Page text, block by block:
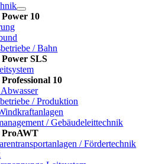
10
/ Bahn
SLS
10
/ Produktion
/ Gebäudeleittechnik
/ Fördertechnik